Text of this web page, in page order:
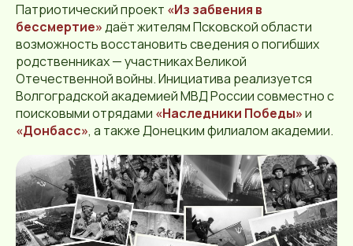
Патриотический проект «Из забвения в
бессмертие»даёт жителям Псковской области
возможность восстановить сведения о погибших
родственниках — участниках Великой
Отечественной войны. Инициатива реализуется
Волгоградской академией МВД России совместно с
поисковыми отрядами «Наследники Победы»и
«Донбасс», а также Донецким филиалом академии.